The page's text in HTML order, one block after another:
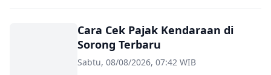
Cara Cek Pajak Kendaraan di
Sorong Terbaru
Sabtu, 08/08/2026, 07:42 WIB